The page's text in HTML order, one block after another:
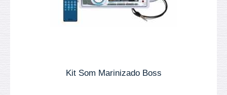
Kit Som Marinizado Boss